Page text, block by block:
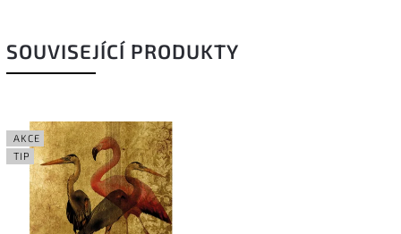
SOUVISEJÍCÍ PRODUKTY
AKCE
TIP